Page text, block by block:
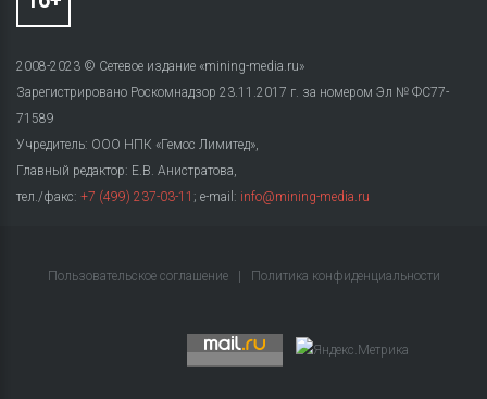
2008-2023 © Сетевое издание «mining-media.ru»
Зарегистрировано Роскомнадзор 23.11.2017 г. за номером Эл № ФС77-
71589
Учредитель: ООО НПК «Гемос Лимитед»,
Главный редактор: Е.В. Анистратова,
тел./факс: +7 (499) 237-03-11 ; e-mail: info@mining-media.ru
Пользовательское соглашение Политика конфиденциальности